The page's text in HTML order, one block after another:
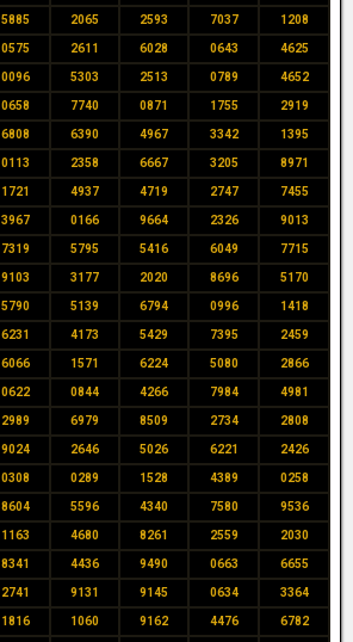
5885 2065 2593 7037 1208
0575 2611 6028 0643 4625
0096 5303 2513 0789 4652
0658 7740 0871 1755 2919
6808 6390 4967 3342 1395
0113 2358 6667 3205 8971
1721 4937 4719 2747 7455
3967 0166 9664 2326 9013
7319 5795 5416 6049 7715
9103 3177 2020 8696 5170
5790 5139 6794 0996 1418
6231 4173 5429 7395 2459
6066 1571 6224 5080 2866
0622 0844 4266 7984 4981
2989 6979 8509 2734 2808
9024 2646 5026 6221 2426
0308 0289 1528 4389 0258
8604 5596 4340 7580 9536
1163 4680 8261 2559 2030
8341 4436 9490 0663 6655
2741 9131 9145 0634 3364
1816 1060 9162 4476 6782